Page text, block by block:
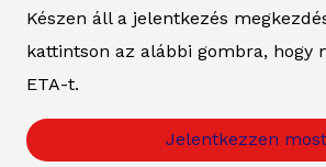
Készen áll a jelentkezés
kattintson az alábbi gombra, hogy
ETA-t.
Jelentkezzen most